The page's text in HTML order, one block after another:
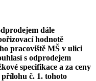
dále
hodnotě
pracoviště MŠ v ulici
s odprodejem
specifikace a za ceny
č. 1. tohoto